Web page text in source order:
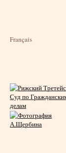
Français